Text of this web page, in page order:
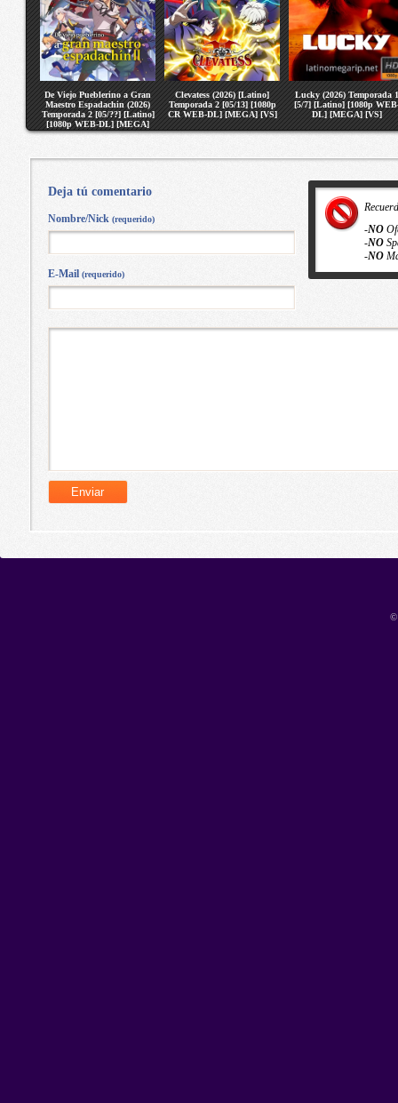
De Viejo Pueblerino a Gran
Maestro Espadachin (2026)
Temporada 2 [05/??] [Latino]
[1080p WEB-DL] [MEGA]
[VS]
Clevatess (2026) [Latino]
Temporada 2 [05/13] [1080p
CR WEB-DL] [MEGA] [VS]
Lucky (2026) Temporada 1
[5/7] [Latino] [1080p
DL] [MEGA] [VS]
-NO
-NO
-NO
Deja tú comentario
Nombre/Nick (requerido)
E-Mail (requerido)
©